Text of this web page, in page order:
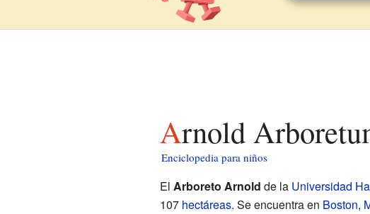
Arnold
Enciclopedia para niños
El Arboreto Arnold de la Universidad
107 hectáreas. Se encuentra en Boston,